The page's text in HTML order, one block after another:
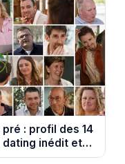
pré : profil des 14
inédit et
d’amour